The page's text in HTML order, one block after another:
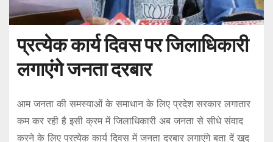
प्रत्येक कार्य दिवस पर जिलाधिकारी
लगाएंगे जनता दरबार
आम जनता की समस्याओं के समाधान के लिए प्रदेश सरकार लगातार
कम कर रही है इसी क्रम में जिलाधिकारी अब जनता से सीधे संवाद
करने के लिए प्रत्येक कार्य दिवस में जनता दरबार लगाएंगे बता दें खुद